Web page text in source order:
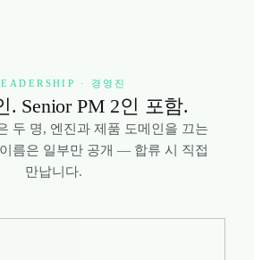
· 경영진
. Senior PM 2인 포함.
두 명, 엔진과 제품 도메인을 끄는
름은 일부만 공개 — 합류 시 직접
만납니다.